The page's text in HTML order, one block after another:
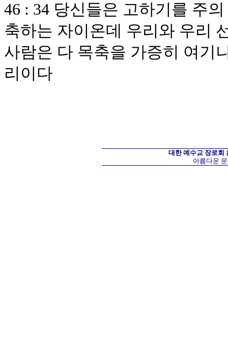
46 : 34 당신들은 고하기를 주
축하는 자이온데 우리와 우리
사람은 다 목축을 가증히 여기
리이다
대한 예수교 장로회
아름다운